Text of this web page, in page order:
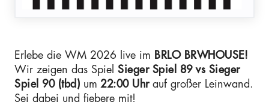
Erlebe die WM 2026 live im BRLO BRWHOUSE!
Wir zeigen das Spiel Sieger Spiel 89 vs Sieger
Spiel 90 (tbd) um 22:00 Uhr auf großer Leinwand.
Sei dabei und fiebere mit!